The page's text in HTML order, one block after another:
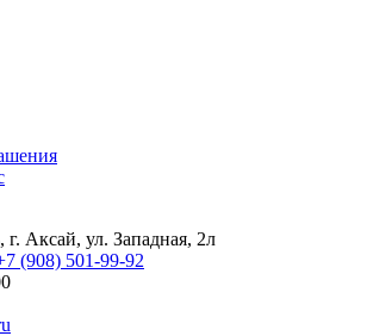
г. Аксай, ул. Западная, 2л
(908) 501-99-92